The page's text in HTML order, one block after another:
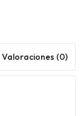
Valoraciones (0)